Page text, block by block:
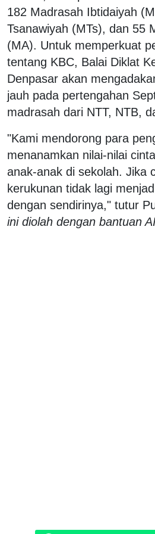
182 Madrasah Ibtidaiyah
Tsanawiyah (MTs), dan 55
(MA). Untuk memperkuat
tentang KBC, Balai Diklat
Denpasar akan
jauh pada pertengahan
madrasah dari NTT, NTB,
"Kami mendorong para
menanamkan nilai-nilai
anak-anak di sekolah. Jika
kerukunan tidak lagi
dengan sendirinya," tutur
ini diolah dengan bantuan